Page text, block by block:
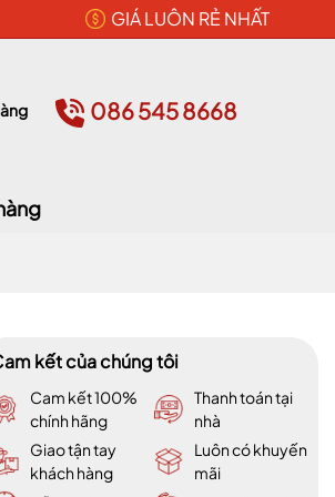
GIÁ LUÔN RẺ NHẤT
086 545 8668
kết của chúng tôi
Cam kết 100%
chính hãng
Thanh toán tại
nhà
Giao tận tay
khách hàng
Luôn có khuyến
mãi